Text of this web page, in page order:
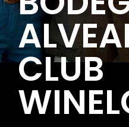
CLUB